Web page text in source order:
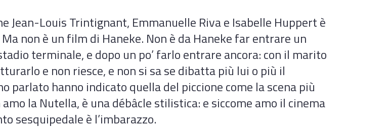
Jean-Louis Trintignant, Emmanuelle Riva e Isabelle Huppert è
non è un film di Haneke. Non è da Haneke far entrare un
terminale, e dopo un po’ farlo entrare ancora: con il marito
e non riesce, e non si sa se dibatta più lui o più il
parlato hanno indicato quella del piccione come la scena più
la Nutella, è una débâcle stilistica: e siccome amo il cinema
sesquipedale è l’imbarazzo.